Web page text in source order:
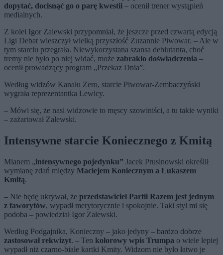
dopytać, docisnąć go o parę kwestii – ocenił trener wystąpień
medialnych.
Z kolei Igor Zalewski przypomniał, że jeszcze przed czwartą edycją
Ligi Debat wieszczył wielką przyszłość Zuzannie Piwowar. – Ale w
tym starciu przegrała. Niewykorzystana szansa debiutanta, choć
tremy nie było po niej widać, może zabrakło doświadczenia –
ocenił prowadzący program „Przekaz Dnia”.
Według widzów Kanału Zero, starcie Piwowar-Zembaczyński
wygrała reprezentantka Lewicy.
– Mówi się, że nasi widzowie to męscy szowiniści, a tu takie wyniki
– zażartował Zalewski.
Intensywne starcie Koniecznego z Kmitą
Mianem „intensywnego pojedynku” Jacek Prusinowski określił
wymianę zdań między Maciejem Koniecznym a Łukaszem
Kmitą.
– Nie będę ukrywał, że przedstawiciel Partii Razem jest jednym
z faworytów, wypadł merytorycznie i spokojnie. Taki styl mi się
podoba – powiedział Igor Zalewski.
Według Podgajnika, Konieczny – jako jedyny – bardzo dobrze
zastosował rekwizyt. – Ten kolorowy wpis Trumpa o wiele lepiej
wypadł niż czarno-białe kartki Kmity. Widzom nie było łatwo je